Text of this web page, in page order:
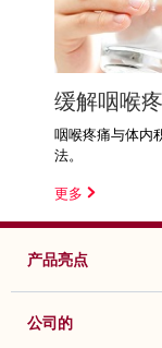
缓解咽喉
咽喉疼痛与体内
法。
更多
产品亮点
公司的